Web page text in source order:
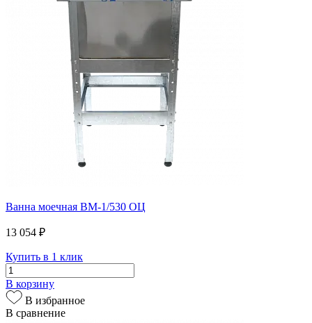
Ванна моечная ВМ-1/530 ОЦ
13 054 ₽
Купить в 1 клик
В корзину
В избранное
В сравнение